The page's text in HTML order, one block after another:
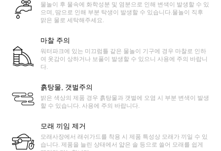
물놀이 후 물속에 화학성분 및 염분으로 인해 변색이 발생할 수 있
으며, 땀으로 인해 부분 탁생이 발생할 수 있습니다.물놀이 직후
맑은 물로 세탁해주세요.
마찰 주의
워터파크에 있는 미끄럼틀 같은 물놀이 기구에 경우 마찰로 인하
여 옷감이 상하거나 보풀이 발생할 수 있으니 사용에 주의 바랍니
다.
흙탕물, 갯벌주의
밝은 색상의 제품 경우 흙탕물과 갯벌에 오염 시 부분 변색이 발생
할 수 있습니다. 사용에 주의 바랍니다.
모래 끼임 제거
모래사장에서 래쉬가드를 착용 시 제품 특성상 모래가 끼일 수 있
습니다. 제품을 늘린 상태에서 얇은 솔 등으로 쓸어 모래를 쉽게